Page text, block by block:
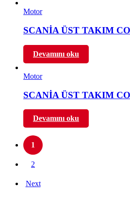
Motor
SCANİA ÜST TAKIM
Devamını oku
Motor
SCANİA ÜST TAKIM
Devamını oku
1
2
Next